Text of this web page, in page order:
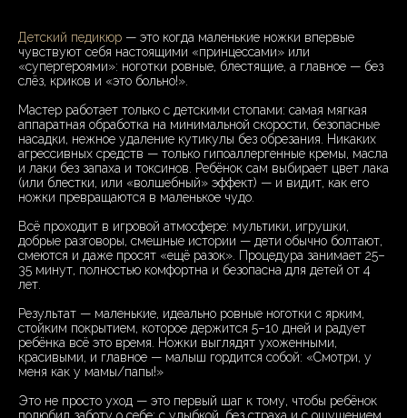
Детский педикюр — это когда маленькие ножки впервые
чувствуют себя настоящими «принцессами» или
«супергероями»: ноготки ровные, блестящие, а главное — без
слёз, криков и «это больно!».
Мастер работает только с детскими стопами: самая мягкая
аппаратная обработка на минимальной скорости, безопасные
насадки, нежное удаление кутикулы без обрезания. Никаких
агрессивных средств — только гипоаллергенные кремы, масла
и лаки без запаха и токсинов. Ребёнок сам выбирает цвет лака
(или блестки, или «волшебный» эффект) — и видит, как его
ножки превращаются в маленькое чудо.
Всё проходит в игровой атмосфере: мультики, игрушки,
добрые разговоры, смешные истории — дети обычно болтают,
смеются и даже просят «ещё разок». Процедура занимает 25–
35 минут, полностью комфортна и безопасна для детей от 4
лет.
Результат — маленькие, идеально ровные ноготки с ярким,
стойким покрытием, которое держится 5–10 дней и радует
ребёнка всё это время. Ножки выглядят ухоженными,
красивыми, и главное — малыш гордится собой: «Смотри, у
меня как у мамы/папы!»
Это не просто уход — это первый шаг к тому, чтобы ребёнок